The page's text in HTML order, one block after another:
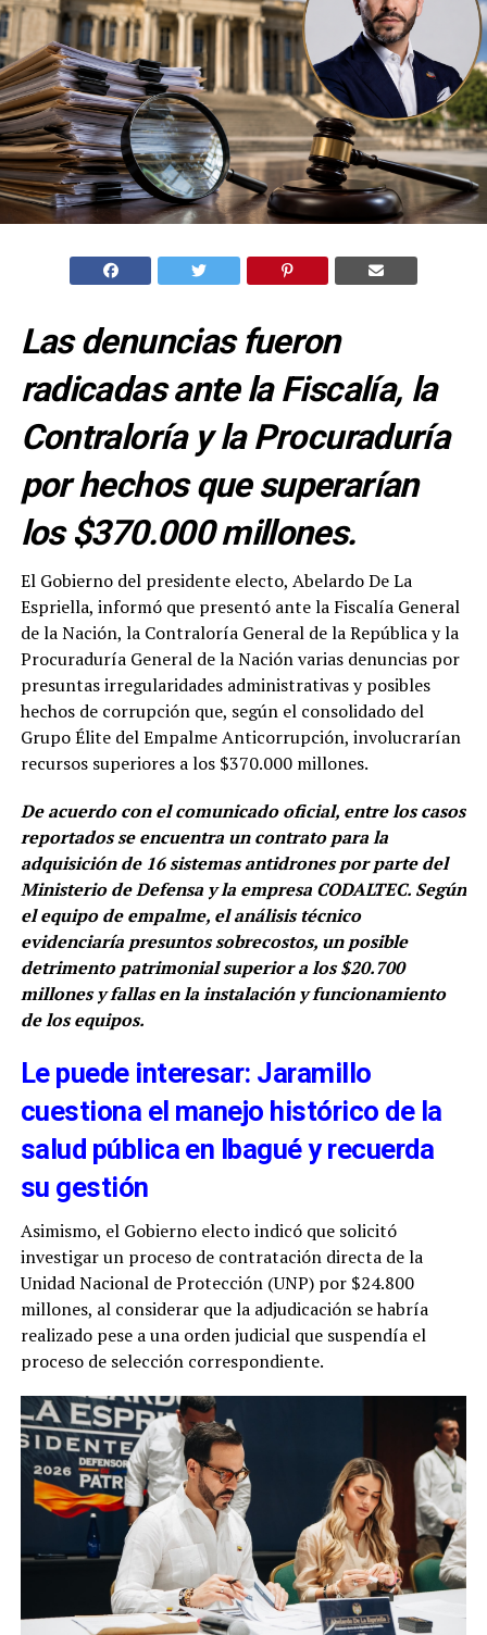
Las denuncias fueron
radicadas ante la Fiscalía, la
Contraloría y la Procuraduría
por hechos que superarían
los $370.000 millones.
El Gobierno del presidente electo, Abelardo De La
Espriella, informó que presentó ante la Fiscalía General
de la Nación, la Contraloría General de la República y la
Procuraduría General de la Nación varias denuncias por
presuntas irregularidades administrativas y posibles
hechos de corrupción que, según el consolidado del
Grupo Élite del Empalme Anticorrupción, involucrarían
recursos superiores a los $370.000 millones.
De acuerdo con el comunicado oficial, entre los casos
reportados se encuentra un contrato para la
adquisición de 16 sistemas antidrones por parte del
Ministerio de Defensa y la empresa CODALTEC. Según
el equipo de empalme, el análisis técnico
evidenciaría presuntos sobrecostos, un posible
detrimento patrimonial superior a los $20.700
millones y fallas en la instalación y funcionamiento
de los equipos.
Le puede interesar: Jaramillo
cuestiona el manejo histórico de la
salud pública en Ibagué y recuerda
su gestión
Asimismo, el Gobierno electo indicó que solicitó
investigar un proceso de contratación directa de la
Unidad Nacional de Protección (UNP) por $24.800
millones, al considerar que la adjudicación se habría
realizado pese a una orden judicial que suspendía el
proceso de selección correspondiente.